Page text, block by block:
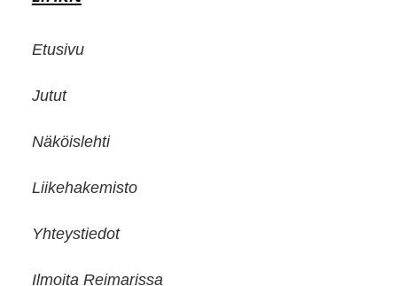
Etusivu
Jutut
Näköislehti
Liikehakemisto
Yhteystiedot
Ilmoita Reimarissa